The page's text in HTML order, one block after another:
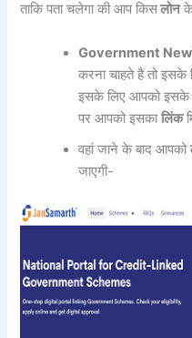
ताकि पता चलेगा की आप किसलोन
Government
करना चाहते है तो
इसके लिए आपको
पर आपको इसकालिंक
वहां जाने के बाद आपको
जाएगी-